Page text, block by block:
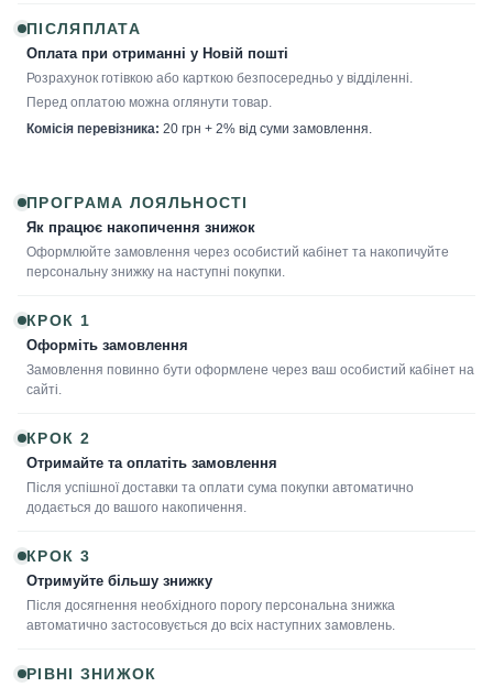
ПІСЛЯПЛАТА
Оплата при отриманні у Новій пошті
Розрахунок готівкою або карткою безпосередньо у відділенні.
Перед оплатою можна оглянути товар.
Комісія перевізника: 20 грн + 2% від суми замовлення.
ПРОГРАМА ЛОЯЛЬНОСТІ
Як працює накопичення знижок
Оформлюйте замовлення через особистий кабінет та накопичуйте
персональну знижку на наступні покупки.
КРОК 1
Оформіть замовлення
Замовлення повинно бути оформлене через ваш особистий кабінет на
сайті.
КРОК 2
Отримайте та оплатіть замовлення
Після успішної доставки та оплати сума покупки автоматично
додається до вашого накопичення.
КРОК 3
Отримуйте більшу знижку
Після досягнення необхідного порогу персональна знижка
автоматично застосовується до всіх наступних замовлень.
РІВНІ ЗНИЖОК